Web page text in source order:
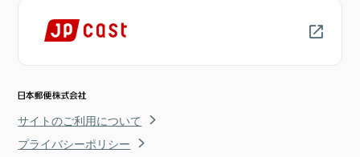
サイトのご利用について
プライバシーポリシー